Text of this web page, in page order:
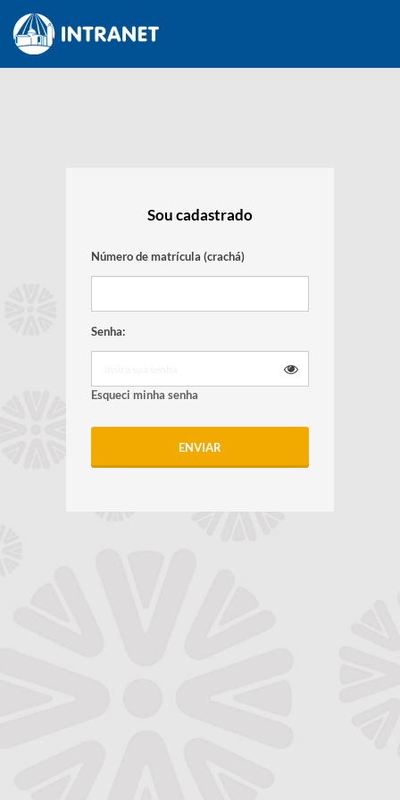
Sou cadastrado
Número de matrícula (crachá)
Senha:
Esqueci minha senha
ENVIAR